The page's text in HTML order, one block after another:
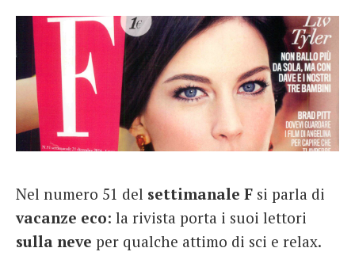
Partner
Contatti
Italiano
German
English
French
Italiano
ecohotel
rassegna stampa
Nel numero 51 del settimanale F si parla di
vacanze eco: la rivista porta i suoi lettori
sulla neve per qualche attimo di sci e relax.